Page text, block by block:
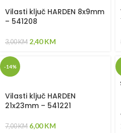
Vilasti ključ HARDEN 8x9mm
– 541208
3,00KM 2,40KM
-14%
Vilasti ključ HARDEN
21x23mm – 541221
7,00KM 6,00KM